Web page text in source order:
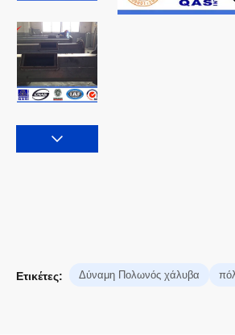
Ετικέτες: Δύναμη Πολωνός χάλυβα